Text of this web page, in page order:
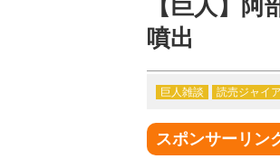
【巨人】
噴出
巨人雑談 読売ジャイ
スポンサーリン